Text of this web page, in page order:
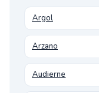
Argol
Arzano
Audierne